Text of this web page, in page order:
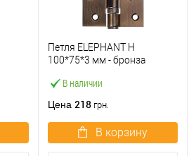
В наличии
Петля ELEPHANT H
100*75*3 мм - бронза
Цена 218 грн.
В корзину